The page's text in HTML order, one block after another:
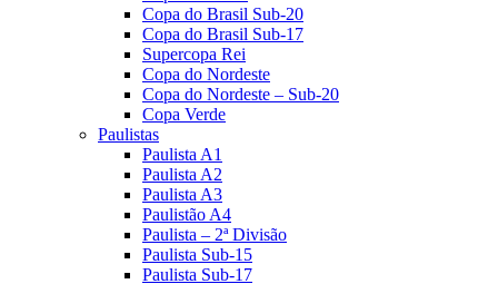
Copa do Brasil Sub-20
Copa do Brasil Sub-17
Supercopa Rei
Copa do Nordeste
Copa do Nordeste – Sub-20
Copa Verde
Paulistas
Paulista A1
Paulista A2
Paulista A3
Paulistão A4
Paulista – 2ª Divisão
Paulista Sub-15
Paulista Sub-17